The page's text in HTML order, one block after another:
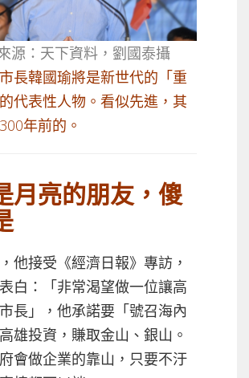
源：天下資料，劉國泰攝
長韓國瑜將是新世代的「重
代表性人物。看似先進，其
年前的。
月亮的朋友，傻
他接受《經濟日報》專訪，
白：「非常渴望做一位讓高
長」，他承諾要「號召海內
雄投資，賺取金山、銀山。
會做企業的靠山，只要不汙